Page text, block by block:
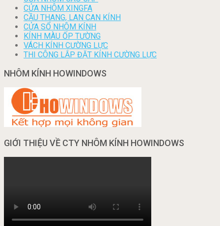
CỬA NHÔM XINGFA
CẦU THANG, LAN CAN KÍNH
CỬA SỔ NHÔM KÍNH
KÍNH MÀU ỐP TƯỜNG
VÁCH KÍNH CƯỜNG LỰC
THI CÔNG LẮP ĐẶT KÍNH CƯỜNG LỰC
NHÔM KÍNH HOWINDOWS
GIỚI THIỆU VỀ CTY NHÔM KÍNH HOWINDOWS